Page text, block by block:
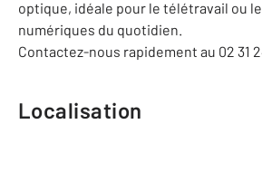
optique, idéale pour le télétravail ou
numériques du quotidien.
Contactez-nous rapidement au 02 31
Localisation